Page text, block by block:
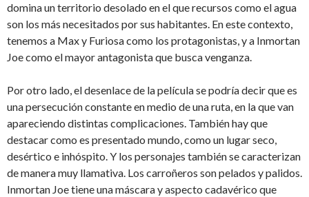
domina un territorio desolado en el que recursos como el agua
son los más necesitados por sus habitantes. En este contexto,
tenemos a Max y Furiosa como los protagonistas, y a Inmortan
Joe como el mayor antagonista que busca venganza.
Por otro lado, el desenlace de la película se podría decir que es
una persecución constante en medio de una ruta, en la que van
apareciendo distintas complicaciones. También hay que
destacar como es presentado mundo, como un lugar seco,
desértico e inhóspito. Y los personajes también se caracterizan
de manera muy llamativa. Los carroñeros son pelados y palidos.
Inmortan Joe tiene una máscara y aspecto cadavérico que